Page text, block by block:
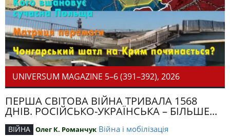
UNIVERSUM MAGAZINE 5–6 (391–392), 2026
ПЕРША СВІТОВА ВІЙНА ТРИВАЛА 1568
ДНІВ. РОСІЙСЬКО-УКРАЇНСЬКА – БІЛЬШЕ...
ВІЙНА Олег К. Романчук Війна і мобілізація